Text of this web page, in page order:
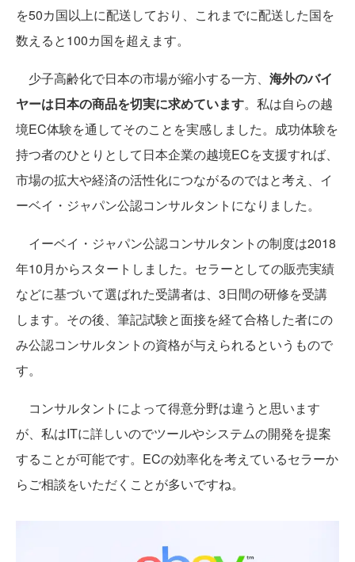
を50カ国以上に配送しており、これまでに配送した国を
数えると100カ国を超えます。
少子高齢化で日本の市場が縮小する一方、 海外のバイ
ヤーは日本の商品を切実に求めています。私は自らの越
境EC体験を通してそのことを実感しました。成功体験を
持つ者のひとりとして日本企業の越境ECを支援すれば、
市場の拡大や経済の活性化につながるのではと考え、イ
ーベイ・ジャパン公認コンサルタントになりました。
イーベイ・ジャパン公認コンサルタントの制度は2018
年10月からスタートしました。セラーとしての販売実績
などに基づいて選ばれた受講者は、3日間の研修を受講
します。その後、筆記試験と面接を経て合格した者にの
み公認コンサルタントの資格が与えられるというもので
す。
コンサルタントによって得意分野は違うと思います
が、私はITに詳しいのでツールやシステムの開発を提案
することが可能です。ECの効率化を考えているセラーか
らご相談をいただくことが多いですね。